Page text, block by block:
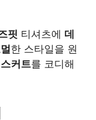
핏 티셔츠에 데
한 스타일을 원
스커트를 코디해